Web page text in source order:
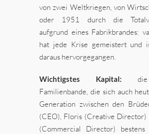
von zwei Weltkriegen, von
oder 1951 durch die
aufgrund eines Fabrikbrandes:
hat jede Krise gemeistert und
daraus hervorgegangen.
Wichtigstes Kapital: die
Familienbande, die sich auch
Generation zwischen den
(CEO), Floris (Creative Director)
(Commercial Director) bestens